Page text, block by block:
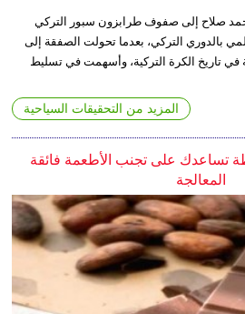
صلاح إلى صفوف طرابزون سبور التركي
بالدوري التركي، بعدما تحولت الصفقة إلى
في تاريخ الكرة التركية، وأسهمت في تسليط
المزيد من التحقيقات السياحية
تساعدك على تجنب الأطعمة فائقة
المعالجة